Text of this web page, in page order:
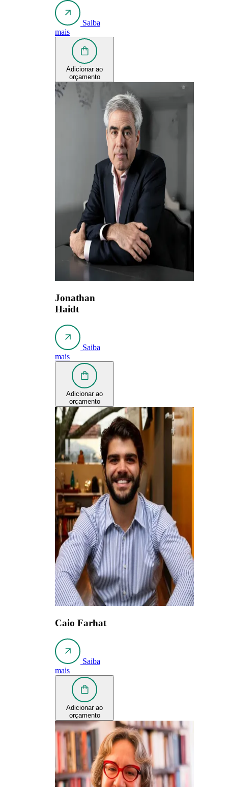
Saiba
mais
Adicionar ao
orçamento
Jonathan
Haidt
Saiba
mais
Adicionar ao
orçamento
Caio Farhat
Saiba
mais
Adicionar ao
orçamento